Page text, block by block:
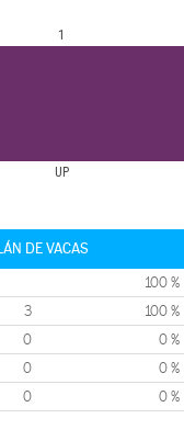
UP
1
DE VACAS
100 %
3 100 %
0 0 %
0 0 %
0 0 %